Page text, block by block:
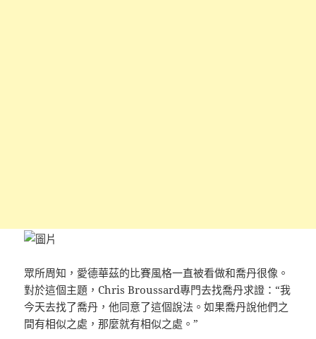
眾所周知，愛德華茲的比賽風格一直被看做和喬丹很像。
對於這個主題，Chris Broussard專門去找喬丹求證：“我
今天去找了喬丹，他同意了這個說法。如果喬丹說他們之
間有相似之處，那麼就有相似之處。”